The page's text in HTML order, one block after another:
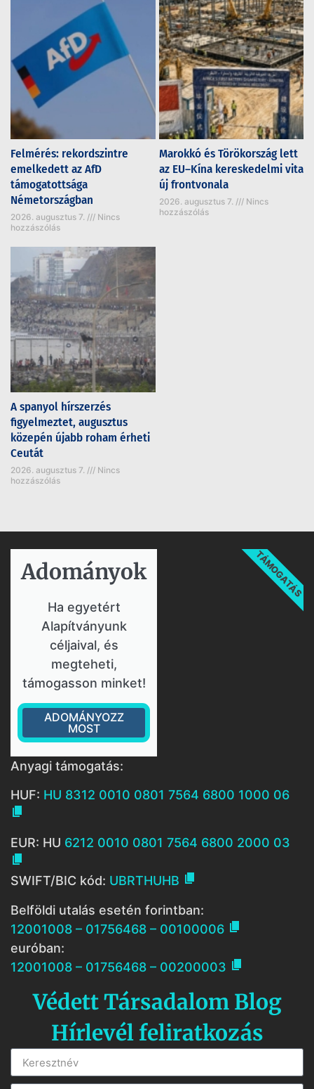
Felmérés: rekordszintre
emelkedett az AfD
támogatottsága
Németországban
2026. augusztus 7.
Nincs
hozzászólás
Marokkó és Törökország lett
az EU–Kína kereskedelmi vita
új frontvonala
2026. augusztus 7.
Nincs
hozzászólás
A spanyol hírszerzés
figyelmeztet, augusztus
közepén újabb roham érheti
Ceutát
2026. augusztus 7.
Nincs
hozzászólás
Adományok​
Ha egyetért
Alapítványunk
céljaival, és
megteheti,
támogasson minket!
ADOMÁNYOZZ
MOST
TÁMOGATÁS
Anyagi támogatás:
HUF: HU 8312 0010 0801 7564 6800 1000 06

EUR: HU 6212 0010 0801 7564 6800 2000 03

SWIFT/BIC kód: UBRTHUHB 
Belföldi utalás esetén forintban:
12001008 – 01756468 – 00100006 
euróban:
12001008 – 01756468 – 00200003 
Védett Társadalom Blog
Hírlevél feliratkozás